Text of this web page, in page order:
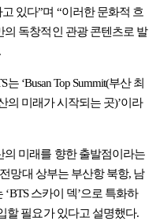
있다”며 “이러한 문화적 흐
독창적인 관광 콘텐츠로 발
‘Busan Top Summit(부산 최
의 미래가 시작되는 곳)’이라
의 미래를 향한 출발점이라는
망대 상부는 부산항 북항, 남
스카이 덱’으로 특화하
할 필요가 있다고 설명했다.